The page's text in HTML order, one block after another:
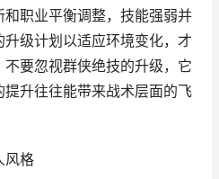
职业平衡调整，技能强弱并
级计划以适应环境变化，才
要忽视群侠绝技的升级，它
升往往能带来战术层面的飞
风格